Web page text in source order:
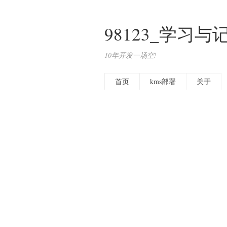
98123_学习与
10年开发一场空!
首页 kms部署 关于